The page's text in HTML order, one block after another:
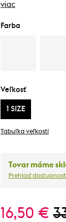
viac
Farba
Veľkosť
1 SIZE
Tabuľka veľkostí
Tovar máme
Prehlaď
16,50 €